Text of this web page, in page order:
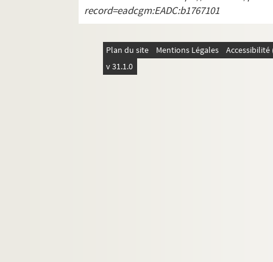
record=eadcgm:EADC:b1767101
Plan du site Mentions Légales
v 31.1.0